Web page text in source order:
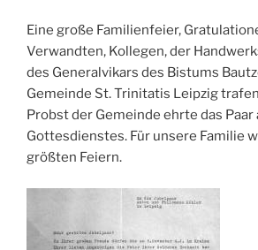
Eine große Familienfeier,
Verwandten, Kollegen, der
des Generalvikars des Bistums
Gemeinde St. Trinitatis Leipzig
Probst der Gemeinde ehrte das Paar
Gottesdienstes. Für unsere Familie
größten Feiern.